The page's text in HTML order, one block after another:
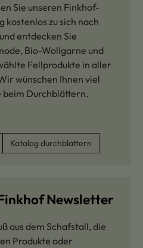
Sie unseren Finkhof-
kostenlos zu sich nach
entdecken Sie
Bio-Wollgarne und
Fellprodukte in aller
wünschen Ihnen viel
beim Durchblättern.
Katalog durchblättern
Newsletter
aus dem Schafstall, die
Produkte oder